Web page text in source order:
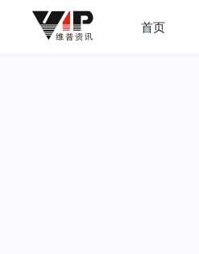
首页